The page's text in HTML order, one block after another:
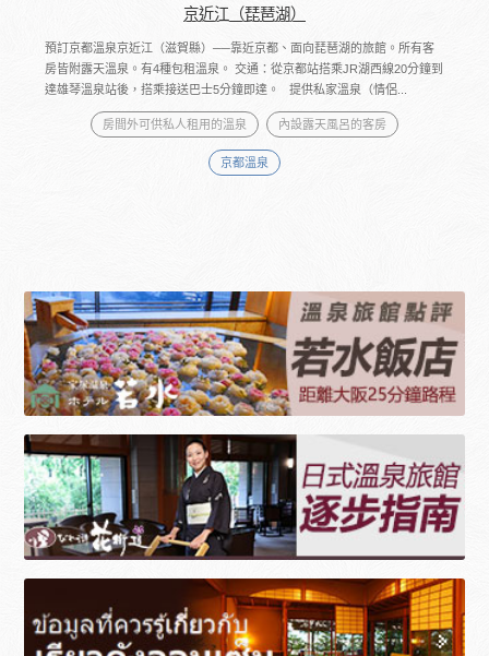
京近江（琵琶湖）
預訂京都溫泉京近江（滋賀縣）──靠近京都、面向琵琶湖的旅館。所有客
房皆附露天溫泉。有4種包租溫泉。 交通：從京都站搭乘JR湖西線20分鐘到
達雄琴溫泉站後，搭乘接送巴士5分鐘即達。 提供私家溫泉（情侶...
房間外可供私人租用的溫泉 內設露天風呂的客房
京都溫泉